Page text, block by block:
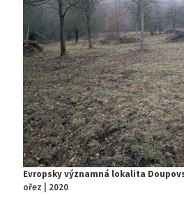
Evropsky významná lokalita
ořez | 2020